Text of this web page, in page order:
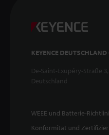
KEYENCE
De-Saint-Exupéry-Straße
Deutschland
WEEE und Batterie-
Konformität und